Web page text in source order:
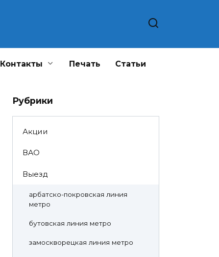
Контакты Печать Статьи
Рубрики
Акции
ВАО
Выезд
арбатско-покровская линия
метро
бутовская линия метро
замоскворецкая линия метро